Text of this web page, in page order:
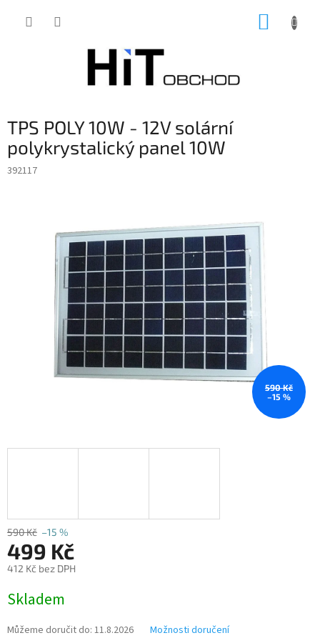
TPS POLY 10W - 12V solární
polykrystalický panel 10W
392117
590 Kč
–15 %
590 Kč –15 %
499 Kč
412 Kč bez DPH
cena:
Skladem
Můžeme doručit do: 11.8.2026 Možnosti doručení